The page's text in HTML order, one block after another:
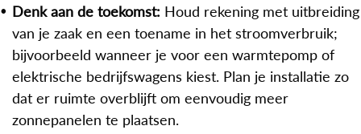
Denk aan de toekomst: Houd rekening met uitbreiding
van je zaak en een toename in het stroomverbruik;
bijvoorbeeld wanneer je voor een warmtepomp of
elektrische bedrijfswagens kiest. Plan je installatie zo
dat er ruimte overblijft om eenvoudig meer
zonnepanelen te plaatsen.